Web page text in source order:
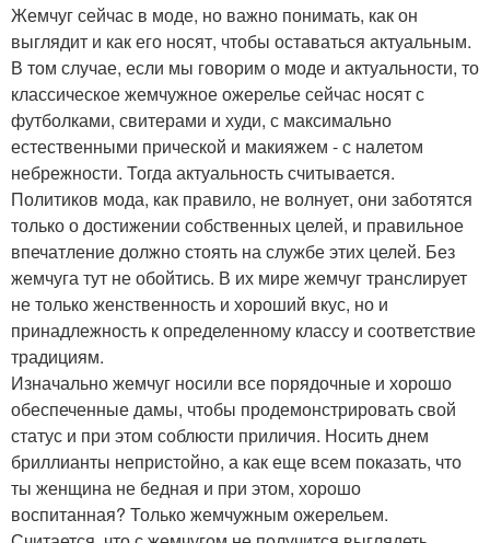
Жемчуг сейчас в моде, но важно понимать, как он
выглядит и как его носят, чтобы оставаться актуальным.
В том случае, если мы говорим о моде и актуальности, то
классическое жемчужное ожерелье сейчас носят с
футболками, свитерами и худи, с максимально
естественными прической и макияжем - с налетом
небрежности. Тогда актуальность считывается.
Политиков мода, как правило, не волнует, они заботятся
только о достижении собственных целей, и правильное
впечатление должно стоять на службе этих целей. Без
жемчуга тут не обойтись. В их мире жемчуг транслирует
не только женственность и хороший вкус, но и
принадлежность к определенному классу и соответствие
традициям.
Изначально жемчуг носили все порядочные и хорошо
обеспеченные дамы, чтобы продемонстрировать свой
статус и при этом соблюсти приличия. Носить днем
бриллианты непристойно, а как еще всем показать, что
ты женщина не бедная и при этом, хорошо
воспитанная? Только жемчужным ожерельем.